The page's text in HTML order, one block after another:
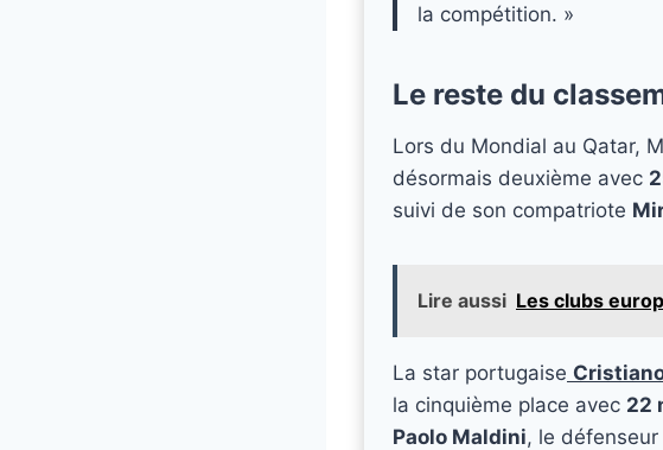
la compétition. »
Le reste du
Lors du Mondial au Qatar,
désormais deuxième avec
suivi de son compatriote
Lire aussi Les clubs
La star portugaise
la cinquième place avec 22
Paolo Maldini, le